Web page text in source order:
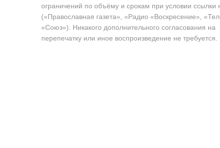
ограничений по объёму и срокам при условии ссылки
(«Православная газета», «Радио «Воскресение»,
«Союз»). Никакого дополнительного согласования на
перепечатку или иное воспроизведение не требуется.